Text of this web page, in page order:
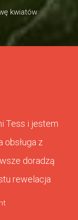
kwiatów
Tess i jestem
obsługa z
doradzą
rewelacja